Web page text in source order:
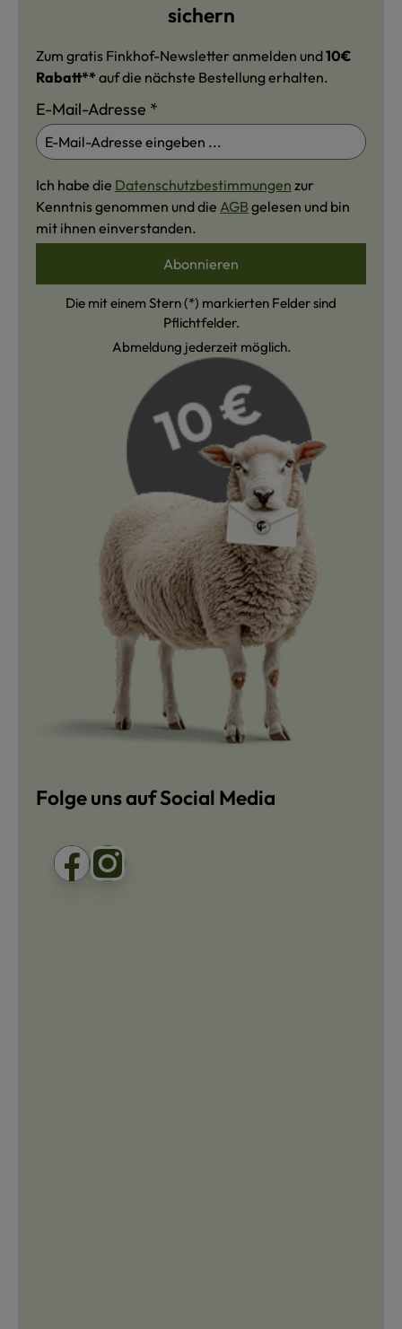
sichern
Zum gratis Finkhof-Newsletter anmelden und10€
Rabatt** auf die nächste Bestellung erhalten.
E-Mail-Adresse *
Ich habe die Datenschutzbestimmungen zur
Kenntnis genommen und die AGB gelesen und bin
mit ihnen einverstanden.
Abonnieren
Die mit einem Stern (*) markierten Felder sind
Pflichtfelder.
Abmeldung jederzeit möglich.
Folge uns auf Social Media